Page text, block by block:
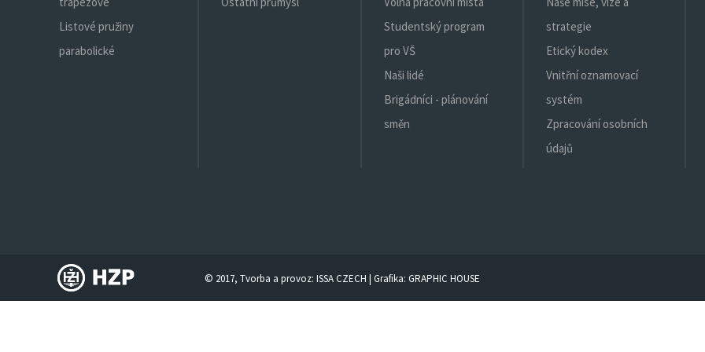
Listové pružiny
parabolické
Studentský program
pro VŠ
Naši lidé
Brigádníci - plánování
směn
strategie
Etický kodex
Vnitřní oznamovací
systém
Zpracování osobních
údajů
© 2017, Tvorba a provoz:ISSA CZECH | Grafika:GRAPHIC HOUSE